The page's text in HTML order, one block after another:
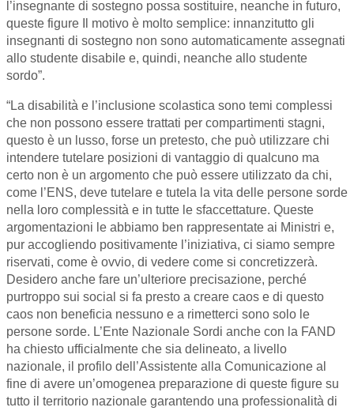
l’insegnante di sostegno possa sostituire, neanche in futuro,
queste figure Il motivo è molto semplice: innanzitutto gli
insegnanti di sostegno non sono automaticamente assegnati
allo studente disabile e, quindi, neanche allo studente
sordo”.
“La disabilità e l’inclusione scolastica sono temi complessi
che non possono essere trattati per compartimenti stagni,
questo è un lusso, forse un pretesto, che può utilizzare chi
intendere tutelare posizioni di vantaggio di qualcuno ma
certo non è un argomento che può essere utilizzato da chi,
come l’ENS, deve tutelare e tutela la vita delle persone sorde
nella loro complessità e in tutte le sfaccettature. Queste
argomentazioni le abbiamo ben rappresentate ai Ministri e,
pur accogliendo positivamente l’iniziativa, ci siamo sempre
riservati, come è ovvio, di vedere come si concretizzerà.
Desidero anche fare un’ulteriore precisazione, perché
purtroppo sui social si fa presto a creare caos e di questo
caos non beneficia nessuno e a rimetterci sono solo le
persone sorde. L’Ente Nazionale Sordi anche con la FAND
ha chiesto ufficialmente che sia delineato, a livello
nazionale, il profilo dell’Assistente alla Comunicazione al
fine di avere un’omogenea preparazione di queste figure su
tutto il territorio nazionale garantendo una professionalità di